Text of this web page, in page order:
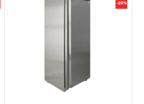
-20%